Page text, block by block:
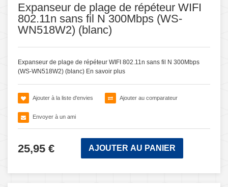
Expanseur de plage de répéteur WIFI
802.11n sans fil N 300Mbps (WS-
WN518W2) (blanc)
Expanseur de plage de répéteur WIFI 802.11n sans fil N 300Mbps
(WS-WN518W2) (blanc) En savoir plus
Ajouter à la liste d'envies Ajouter au comparateur
Envoyer à un ami
25,95 € AJOUTER AU PANIER